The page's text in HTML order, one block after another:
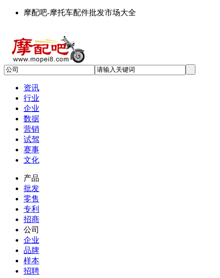
摩配吧-摩托车配件批发市场大全
资讯
行业
企业
数据
营销
试驾
赛事
文化
产品
批发
零售
专利
招商
公司
企业
品牌
样本
招聘